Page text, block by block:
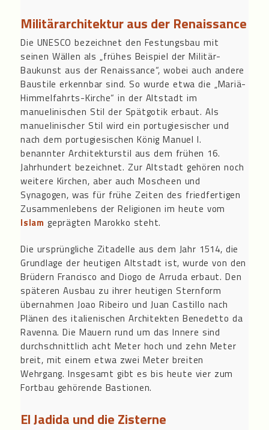
Militärarchitektur aus der Renaissance
Die UNESCO bezeichnet den Festungsbau mit
seinen Wällen als „frühes Beispiel der Militär-
Baukunst aus der Renaissance“, wobei auch andere
Baustile erkennbar sind. So wurde etwa die „Mariä-
Himmelfahrts-Kirche“ in der Altstadt im
manuelinischen Stil der Spätgotik erbaut. Als
manuelinischer Stil wird ein portugiesischer und
nach dem portugiesischen König Manuel I.
benannter Architekturstil aus dem frühen 16.
Jahrhundert bezeichnet. Zur Altstadt gehören noch
weitere Kirchen, aber auch Moscheen und
Synagogen, was für frühe Zeiten des friedfertigen
Zusammenlebens der Religionen im heute vom
Islam geprägten Marokko steht.
Die ursprüngliche Zitadelle aus dem Jahr 1514, die
Grundlage der heutigen Altstadt ist, wurde von den
Brüdern Francisco and Diogo de Arruda erbaut. Den
späteren Ausbau zu ihrer heutigen Sternform
übernahmen Joao Ribeiro und Juan Castillo nach
Plänen des italienischen Architekten Benedetto da
Ravenna. Die Mauern rund um das Innere sind
durchschnittlich acht Meter hoch und zehn Meter
breit, mit einem etwa zwei Meter breiten
Wehrgang. Insgesamt gibt es bis heute vier zum
Fortbau gehörende Bastionen.
El Jadida und die Zisterne